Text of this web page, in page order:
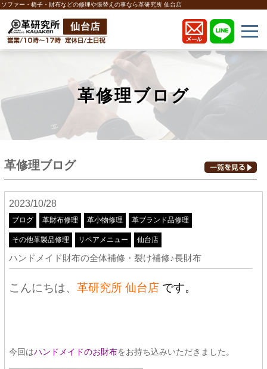
ソファー・椅子・財布などの修理や張替えの事なら革研究所 仙台店
革修理ブログ
革修理ブログ
2023/10/28
ブログ 革財布修理 革小物修理 革ブランド品修理
その他革製品修理 リペアメニュー 仙台店
ハンドメイド財布の全体補修・裂け補修♪長財布
こんにちは、 革研究所 仙台店 です。
今回はハンドメイドのお財布をお持ち込みいただきました。